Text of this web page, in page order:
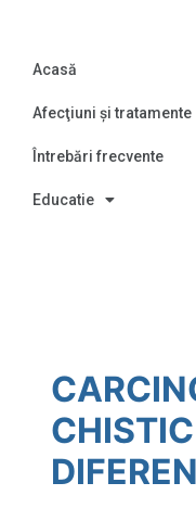
Acasă
Afecţiuni și tratamente
Întrebări frecvente
Educatie